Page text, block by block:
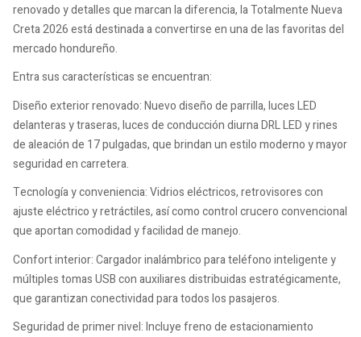
renovado y detalles que marcan la diferencia, la Totalmente Nueva
Creta 2026 está destinada a convertirse en una de las favoritas del
mercado hondureño.
Entra sus características se encuentran:
Diseño exterior renovado: Nuevo diseño de parrilla, luces LED
delanteras y traseras, luces de conducción diurna DRL LED y rines
de aleación de 17 pulgadas, que brindan un estilo moderno y mayor
seguridad en carretera.
Tecnología y conveniencia: Vidrios eléctricos, retrovisores con
ajuste eléctrico y retráctiles, así como control crucero convencional
que aportan comodidad y facilidad de manejo.
Confort interior: Cargador inalámbrico para teléfono inteligente y
múltiples tomas USB con auxiliares distribuidas estratégicamente,
que garantizan conectividad para todos los pasajeros.
Seguridad de primer nivel: Incluye freno de estacionamiento